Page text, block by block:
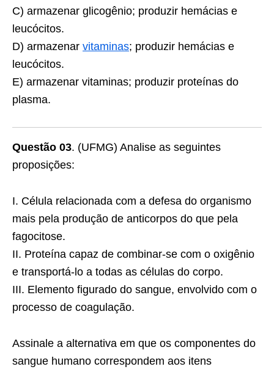
C) armazenar glicogênio; produzir hemácias e
leucócitos.
D) armazenar vitaminas; produzir hemácias e
leucócitos.
E) armazenar vitaminas; produzir proteínas do
plasma.
Questão 03. (UFMG) Analise as seguintes
proposições:
I. Célula relacionada com a defesa do organismo
mais pela produção de anticorpos do que pela
fagocitose.
II. Proteína capaz de combinar-se com o oxigênio
e transportá-lo a todas as células do corpo.
III. Elemento figurado do sangue, envolvido com o
processo de coagulação.
Assinale a alternativa em que os componentes do
sangue humano correspondem aos itens